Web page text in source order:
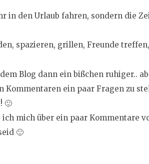
in den Urlaub fahren, sondern die
spazieren, grillen, Freunde
Blog dann ein bißchen ruhiger..
Kommentaren ein paar Fragen zu
🙂
mich über ein paar Kommentare
🙂